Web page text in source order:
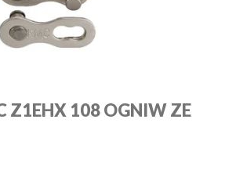
Z1EHX 108 OGNIW ZE